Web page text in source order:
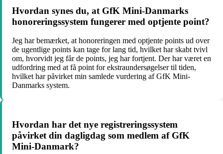
Hvordan synes du, at GfK Mini-Danmarks
honoreringssystem fungerer med optjente point?
Jeg har bemærket, at honoreringen med optjente points ud over
de ugentlige points kan tage for lang tid, hvilket har skabt tvivl
om, hvorvidt jeg får de points, jeg har fortjent. Der har været en
udfordring med at få point for ekstraundersøgelser til tiden,
hvilket har påvirket min samlede vurdering af GfK Mini-
Danmarks system.
Hvordan har det nye registreringssystem
påvirket din dagligdag som medlem af GfK
Mini-Danmark?